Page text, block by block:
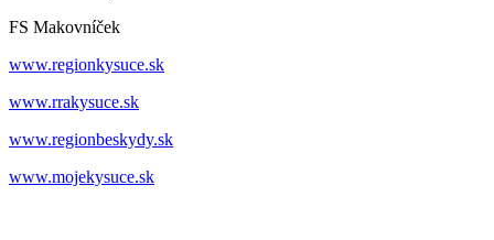
FS Makovníček
www.regionkysuce.sk
www.rrakysuce.sk
www.regionbeskydy.sk
www.mojekysuce.sk